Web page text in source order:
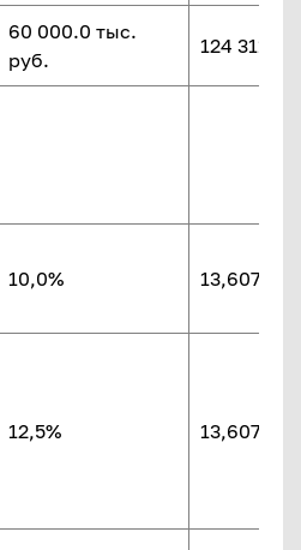
60 000.0 тыс.
руб.
124 311.5
10,0% 13,607%
12,5% 13,607%